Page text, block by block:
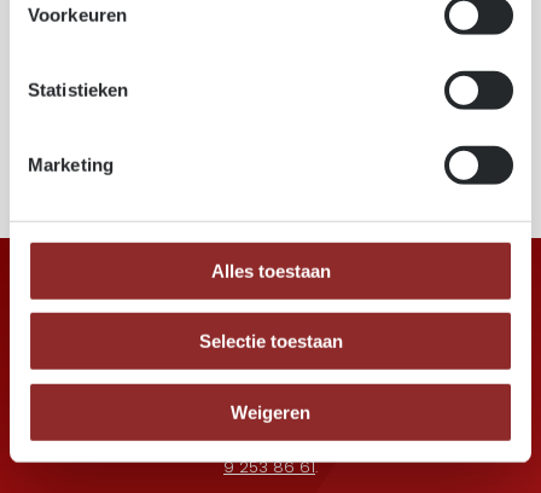
Voorkeuren
Statistieken
Marketing
Alles toestaan
Selectie toestaan
Weigeren
imprégnation
contrôle et documentation CE / DoP
Une gamme complète de services pour un bois prêt à
l’emploi, conforme aux exigences professionnelles.
Les jours de semaine, vous pouvez nous
joindre pendant les heures de bureau au+32
9 253 86 61.